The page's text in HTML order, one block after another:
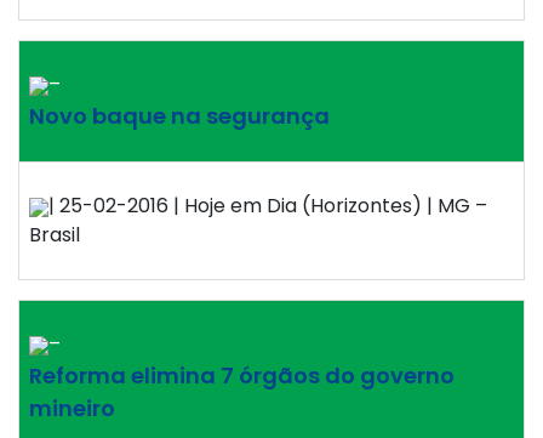
–
Novo baque na segurança
| 25-02-2016 | Hoje em Dia (Horizontes) | MG –
Brasil
–
Reforma elimina 7 órgãos do governo
mineiro